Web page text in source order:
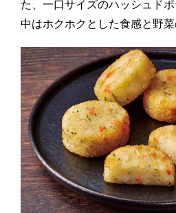
た、一口サイズのハッシュドポ
中はホクホクとした食感と野菜